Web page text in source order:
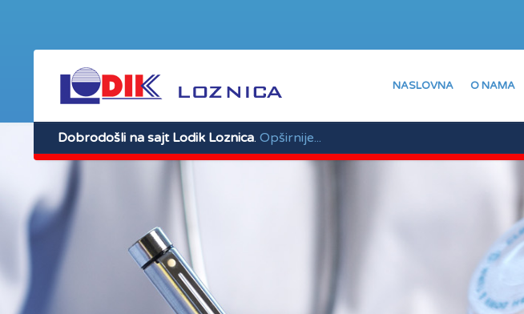
NASLOVNA O NAMA
Dobrodošli na sajt Lodik Loznica. Opširnije...